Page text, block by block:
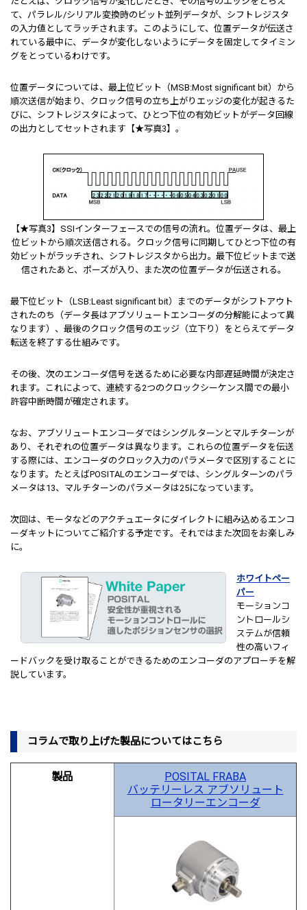
て、パラレル/シリアル変換時のビット並列データが、シフトレジスタ
の入力値としてラッチされます。このようにして、位置データが伝送さ
れている最中に、データが変化しないようにデータを固定してタイミン
グをとっているわけです。
位置データについては、最上位ビット（MSB:Most significant bit）から
順次送信が始まり、クロック信号の立ち上がりエッジの変化が起きるた
びに、シフトレジスタによって、ひとつ下位の有効ビットがデータ回線
の出力としてセットされます【★写真3】。
【★写真3】SSIインターフェースでの信号の流れ。位置データは、最上
位ビットから順次送信される。クロック信号に同期してひとつ下位の有
効ビットがラッチされ、シフトレジスタから出力。最下位ビットまで送
信されたあと、ポーズが入り、また次の位置データが伝送される。
最下位ビット（LSB:Least significant bit）までのデータがシフトアウト
されたのち（データ長はアブソリュートエンコーダの分解能によって異
なります）、最後のクロック信号のエッジ（立下り）をとらえてデータ
転送を終了する仕組みです。
その後、次のエンコーダ信号を送るために必要な内部遅延時間が決定さ
れます。これによって、連続する2つのクロックシーケンス間での最小
許容中断時間が確定されます。
なお、アブソリュートエンコーダではシングルターンとマルチターンが
あり、それぞれの位置データは異なります。これらの位置データを伝送
する際には、エンコーダのクロック入力のパラメータで区別することに
なります。たとえばPOSITALのエンコーダでは、シングルターンのパラ
メータは13、マルチターンのパラメータは25になっています。
次回は、モータなどのアクチュエータにダイレクトに組み込めるエンコ
ーダキットについてご紹介する予定です。それではまた次回をお楽しみ
に。
ホワイトペー
パー
モーションコ
ントロールシ
ステムが信頼
性の高いフィ
ードバックを受け取ることができるためのエンコーダのアプローチを解
説しています。
コラムで取り上げた製品についてはこちら
製品
POSITAL FRABA
バッテリーレス アブソリュート
ロータリーエンコーダ